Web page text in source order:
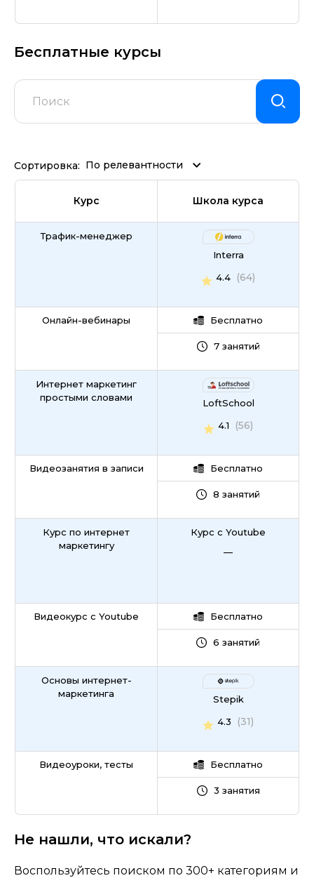
Бесплатные курсы
Сортировка: По релевантности
Курс Школа курса
Трафик-менеджер
Онлайн-вебинары
Interra
4.4
(64)
Бесплатно
7 занятий
Интернет маркетинг
простыми словами
Видеозанятия в записи
LoftSchool
4.1
(56)
Бесплатно
8 занятий
Курс по интернет
маркетингу
Видеокурс с Youtube
Курс с Youtube
—
Бесплатно
6 занятий
Основы интернет-
маркетинга
Видеоуроки, тесты
Stepik
4.3
(31)
Бесплатно
3 занятия
Не нашли, что искали?
Воспользуйтесь поиском по 300+ категориям и